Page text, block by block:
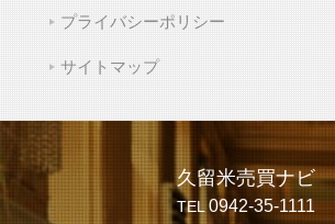
プライバシーポリシー
サイトマップ
久留米売買ナビ
TEL 0942-35-1111